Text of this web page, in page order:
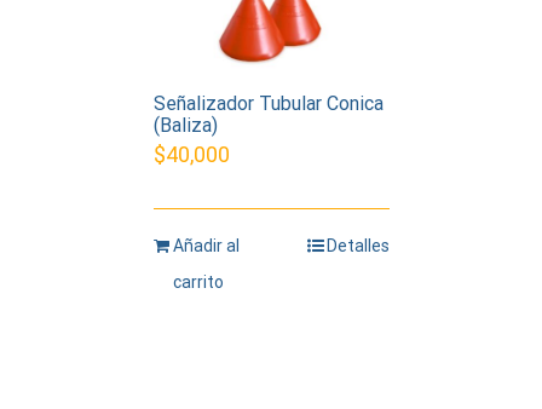
Señalizador Tubular Conica
(Baliza)
$40,000
Añadir al
carrito
Detalles